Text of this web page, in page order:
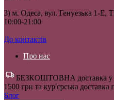
3) м. Одеса, вул. Генуезька 1-Е,
10:00-21:00
До контактів
Про нас
БЕЗКОШТОВНА доставка у
1500 грн та кур'єрська доставка
Блог